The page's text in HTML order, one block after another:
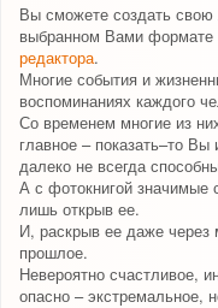
Вы сможете создать свою
выбранном Вами
редактора.
Многие события и
воспоминаниях каждого
Со временем многие из
главное – показать–то
далеко не всегда
А с фотокнигой значимые
лишь открыв ее.
И, раскрыв ее даже через
прошлое.
Невероятно счастливое,
опасно – экстремальное,